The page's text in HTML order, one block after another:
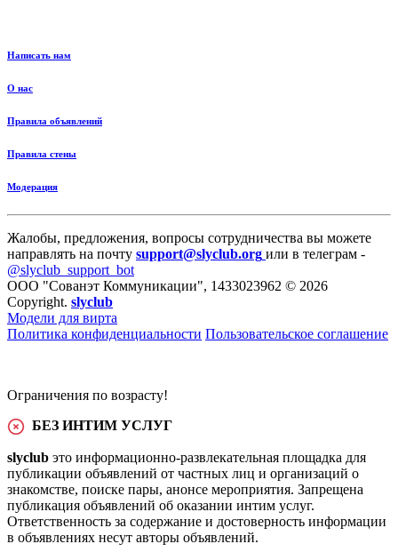
Написать нам
О нас
Правила объявлений
Правила стены
Модерация
Жалобы, предложения, вопросы сотрудничества вы можете
направлять на почту support@slyclub.org или в телеграм -
@slyclub_support_bot
ООО "Сованэт Коммуникации", 1433023962 © 2026
Copyright. slyclub
Модели для вирта
Политика конфиденциальности Пользовательское соглашение
Ограничения по возрасту!
БЕЗ ИНТИМ УСЛУГ
slyclub это информационно-развлекательная площадка для
публикации объявлений от частных лиц и организаций о
знакомстве, поиске пары, анонсе мероприятия. Запрещена
публикация объявлений об оказании интим услуг.
Ответственность за содержание и достоверность информации
в объявлениях несут авторы объявлений.